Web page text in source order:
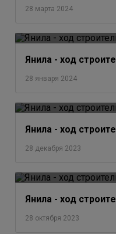
28 марта 2024
Янила - ход
28 января 2024
Янила - ход
28 декабря 2023
Янила - ход
28 октября 2023